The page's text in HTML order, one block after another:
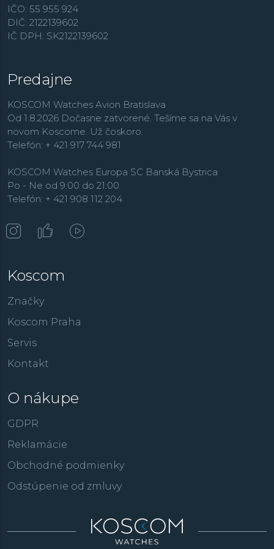
IČO: 55 955 924
DIČ: 2122139602
IČ DPH: SK2122139602
Predajne
KOSCOM Watches Avion Bratislava
Od 1.8.2026 Dočasne zatvorené. Tešíme sa na Vás v
novom Koscome. Už čoskoro.
Telefón: + 421 917 744 981
KOSCOM Watches Europa SC Banská Bystrica
Po - Ne od 9:00 do 21:00
Telefón: + 421 908 112 204
Koscom
Značky
Koscom Praha
Servis
Kontakt
O nákupe
GDPR
Reklamácie
Obchodné podmienky
Odstúpenie od zmluvy